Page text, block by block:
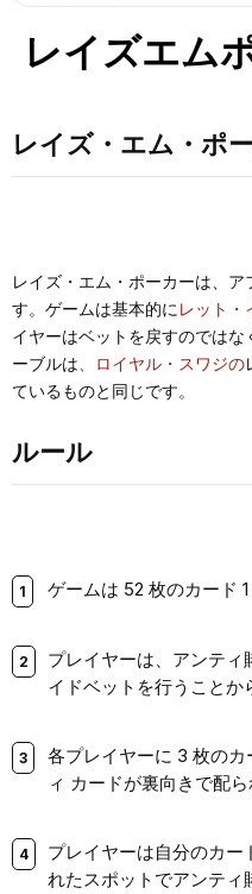
レイズエム
レイズ・エム・ポ
レイズ・エム・ポーカーは、
す。ゲームは基本的にレット・
イヤーはベットを戻すのでは
ーブルは、ロイヤル・スワジの
ているものと同じです。
ルール
ゲームは 52 枚のカード
プレイヤーは、アンテ
イドベットを行うことか
各プレイヤーに 3 枚の
ィ カードが裏向きで配ら
プレイヤーは自分のカー
れたスポットでアンティ